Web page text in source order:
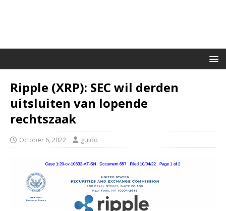
Ripple (XRP): SEC wil derden
uitsluiten van lopende
rechtszaak
October 6, 2022 guido